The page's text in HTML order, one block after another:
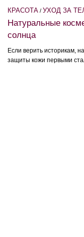
КРАСОТА / УХОД ЗА
Натуральные
солнца
Если верить историкам,
защиты кожи первыми